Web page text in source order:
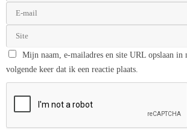
Mijn naam, e-mailadres en site URL opslaan
volgende keer dat ik een reactie plaats.